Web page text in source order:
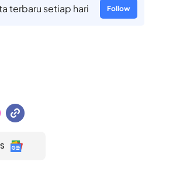
terbaru setiap hari Follow